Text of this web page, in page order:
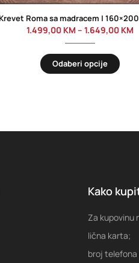
1.499,00 KM – 1.649,00 KM
Odaberi opcije
Kako
Za kupovinu
lična karta;
broj telefona